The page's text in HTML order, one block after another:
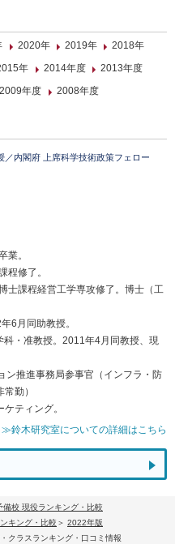
2020年 2019年
2018年
年 2014年度
2013年度
2009年度 2008年度
／内閣府 上席科学技術政策フェロー
業。
程修了。
士課程経営工学専攻修了。博士（工
6月同助教授。
・准教授。2011年4月同教授、現
ン推進事務局参事官（インフラ・防
勤）
ティング。
≫鈴木研究室についての詳細はこちら
備校 現役ランキング・比較
キング・比較
2022年版
クラスランキング・口コミ情報